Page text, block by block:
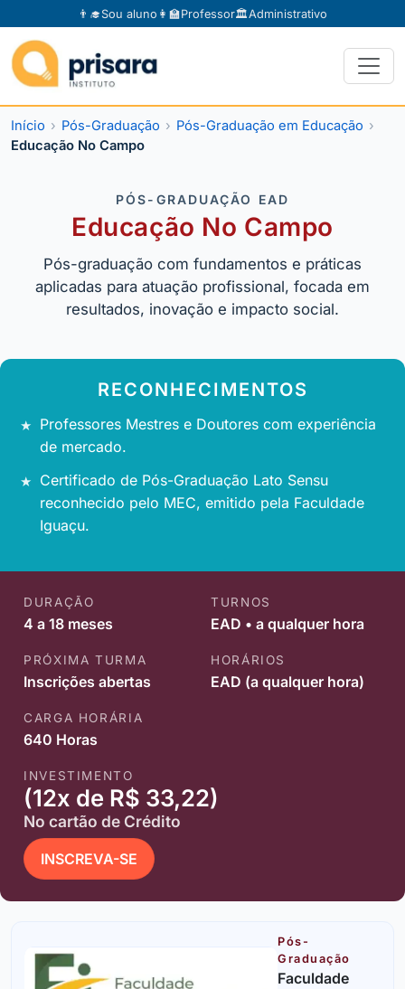
👨‍🎓Sou aluno 👩‍🏫Professor🏛️Administrativo
Início Pós-Graduação
Pós-Graduação em Educação
Educação No Campo
PÓS-GRADUAÇÃO EAD
Educação No Campo
Pós-graduação com fundamentos e práticas
aplicadas para atuação profissional, focada em
resultados, inovação e impacto social.
RECONHECIMENTOS
Professores Mestres e Doutores com experiência
de mercado.
Certificado de Pós-Graduação Lato Sensu
reconhecido pelo MEC, emitido pela Faculdade
Iguaçu.
DURAÇÃO
4 a 18 meses
TURNOS
EAD • a qualquer hora
PRÓXIMA TURMA
Inscrições abertas
HORÁRIOS
EAD (a qualquer hora)
CARGA HORÁRIA
640 Horas
INVESTIMENTO
(12x de R$ 33,22)
No cartão de Crédito
INSCREVA-SE
Pós-
Graduação
Faculdade